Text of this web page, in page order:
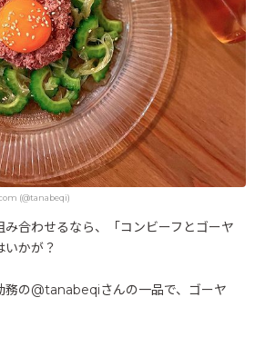
(@tanabeqi)
み合わせるなら、「コンビーフとゴーヤ
かが？
務の@tanabeqiさんの一品で、ゴーヤ